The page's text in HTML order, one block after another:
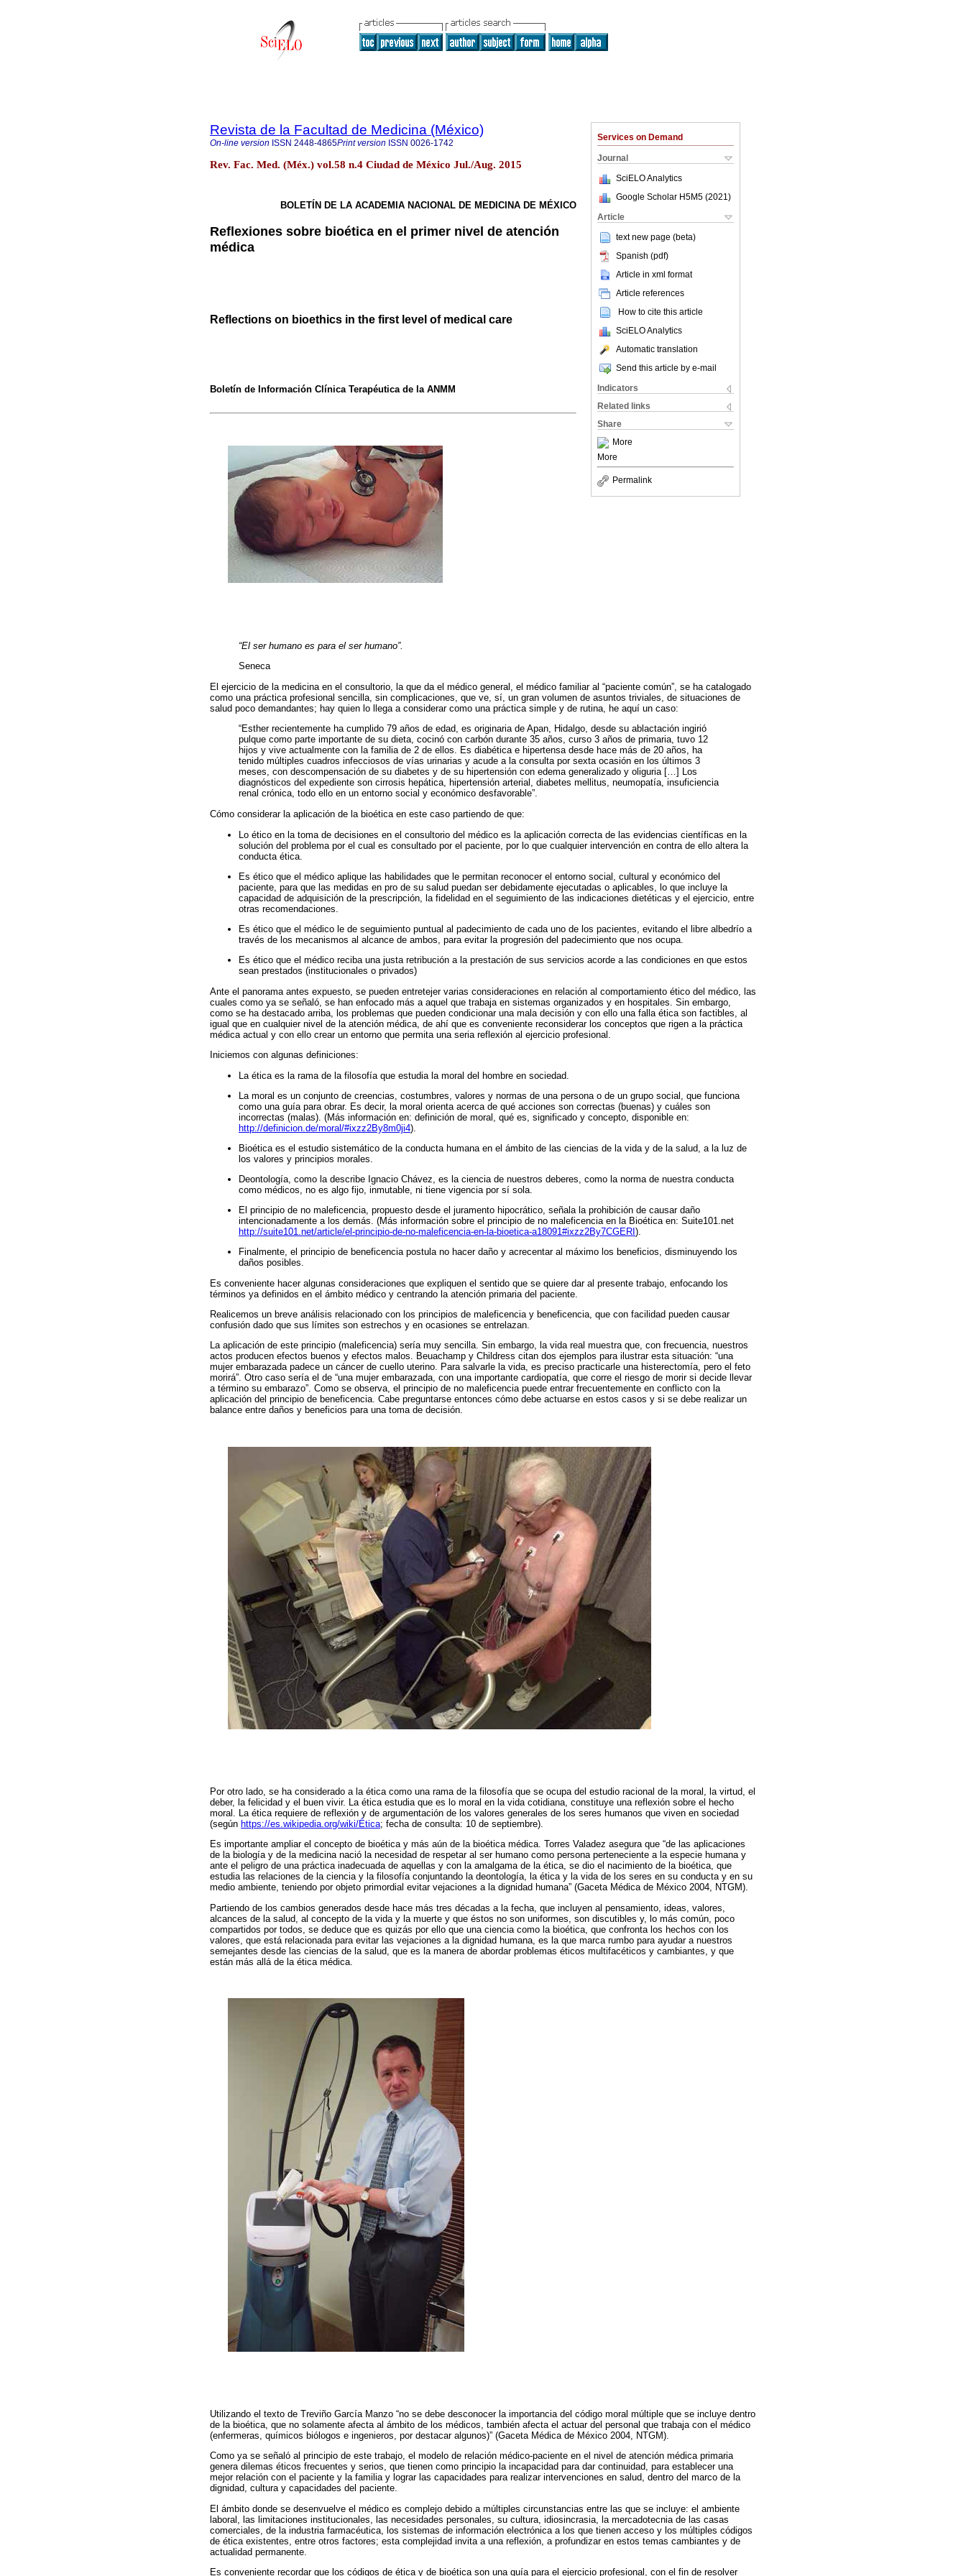
Services on Demand
Journal
SciELO Analytics
Google Scholar H5M5 (2021 )
Article
text new page (beta)
Spanish (pdf)
Article in xml format
Article references
How to cite this article
SciELO Analytics
Automatic translation
Send this article by e-mail
Indicators
Related links
Share
More
More
Permalink
Revista de la Facultad de Medicina (México)
On-line version ISSN 2448-4865Print version ISSN 0026-1742
Rev. Fac. Med. (Méx.) vol.58 n.4 Ciudad de México Jul./Aug. 2015
BOLETÍN DE LA ACADEMIA NACIONAL DE MEDICINA DE MÉXICO
Reflexiones sobre bioética en el primer nivel de atención
médica
Reflections on bioethics in the first level of medical care
Boletín de Información Clínica Terapéutica de la ANMM
“El ser humano es para el ser humano”.
Seneca
El ejercicio de la medicina en el consultorio, la que da el médico general, el médico familiar al “paciente común”, se ha catalogado
como una práctica profesional sencilla, sin complicaciones, que ve, sí, un gran volumen de asuntos triviales, de situaciones de
salud poco demandantes; hay quien lo llega a considerar como una práctica simple y de rutina, he aquí un caso:
“Esther recientemente ha cumplido 79 años de edad, es originaria de Apan, Hidalgo, desde su ablactación ingirió
pulque como parte importante de su dieta, cocinó con carbón durante 35 años, curso 3 años de primaria, tuvo 12
hijos y vive actualmente con la familia de 2 de ellos. Es diabética e hipertensa desde hace más de 20 años, ha
tenido múltiples cuadros infecciosos de vías urinarias y acude a la consulta por sexta ocasión en los últimos 3
meses, con descompensación de su diabetes y de su hipertensión con edema generalizado y oliguria […] Los
diagnósticos del expediente son cirrosis hepática, hipertensión arterial, diabetes mellitus, neumopatía, insuficiencia
renal crónica, todo ello en un entorno social y económico desfavorable”.
Cómo considerar la aplicación de la bioética en este caso partiendo de que:
Lo ético en la toma de decisiones en el consultorio del médico es la aplicación correcta de las evidencias científicas en la
solución del problema por el cual es consultado por el paciente, por lo que cualquier intervención en contra de ello altera la
conducta ética.
Es ético que el médico aplique las habilidades que le permitan reconocer el entorno social, cultural y económico del
paciente, para que las medidas en pro de su salud puedan ser debidamente ejecutadas o aplicables, lo que incluye la
capacidad de adquisición de la prescripción, la fidelidad en el seguimiento de las indicaciones dietéticas y el ejercicio, entre
otras recomendaciones.
Es ético que el médico le de seguimiento puntual al padecimiento de cada uno de los pacientes, evitando el libre albedrío a
través de los mecanismos al alcance de ambos, para evitar la progresión del padecimiento que nos ocupa.
Es ético que el médico reciba una justa retribución a la prestación de sus servicios acorde a las condiciones en que estos
sean prestados (institucionales o privados)
Ante el panorama antes expuesto, se pueden entretejer varias consideraciones en relación al comportamiento ético del médico, las
cuales como ya se señaló, se han enfocado más a aquel que trabaja en sistemas organizados y en hospitales. Sin embargo,
como se ha destacado arriba, los problemas que pueden condicionar una mala decisión y con ello una falla ética son factibles, al
igual que en cualquier nivel de la atención médica, de ahí que es conveniente reconsiderar los conceptos que rigen a la práctica
médica actual y con ello crear un entorno que permita una seria reflexión al ejercicio profesional.
Iniciemos con algunas definiciones:
La ética es la rama de la filosofía que estudia la moral del hombre en sociedad.
La moral es un conjunto de creencias, costumbres, valores y normas de una persona o de un grupo social, que funciona
como una guía para obrar. Es decir, la moral orienta acerca de qué acciones son correctas (buenas) y cuáles son
incorrectas (malas). (Más información en: definición de moral, qué es, significado y concepto, disponible en:
http://definicion.de/moral/#ixzz2By8m0ji4).
Bioética es el estudio sistemático de la conducta humana en el ámbito de las ciencias de la vida y de la salud, a la luz de
los valores y principios morales.
Deontología, como la describe Ignacio Chávez, es la ciencia de nuestros deberes, como la norma de nuestra conducta
como médicos, no es algo fijo, inmutable, ni tiene vigencia por sí sola.
El principio de no maleficencia, propuesto desde el juramento hipocrático, señala la prohibición de causar daño
intencionadamente a los demás. (Más información sobre el principio de no maleficencia en la Bioética en: Suite101.net
http://suite101.net/article/el-principio-de-no-maleficencia-en-la-bioetica-a18091#ixzz2By7CGERI ).
Finalmente, el principio de beneficencia postula no hacer daño y acrecentar al máximo los beneficios, disminuyendo los
daños posibles.
Es conveniente hacer algunas consideraciones que expliquen el sentido que se quiere dar al presente trabajo, enfocando los
términos ya definidos en el ámbito médico y centrando la atención primaria del paciente.
Realicemos un breve análisis relacionado con los principios de maleficencia y beneficencia, que con facilidad pueden causar
confusión dado que sus límites son estrechos y en ocasiones se entrelazan.
La aplicación de este principio (maleficencia) sería muy sencilla. Sin embargo, la vida real muestra que, con frecuencia, nuestros
actos producen efectos buenos y efectos malos. Beuachamp y Childress citan dos ejemplos para ilustrar esta situación: “una
mujer embarazada padece un cáncer de cuello uterino. Para salvarle la vida, es preciso practicarle una histerectomía, pero el feto
morirá”. Otro caso sería el de “una mujer embarazada, con una importante cardiopatía, que corre el riesgo de morir si decide llevar
a término su embarazo”. Como se observa, el principio de no maleficencia puede entrar frecuentemente en conflicto con la
aplicación del principio de beneficencia. Cabe preguntarse entonces cómo debe actuarse en estos casos y si se debe realizar un
balance entre daños y beneficios para una toma de decisión.
Por otro lado, se ha considerado a la ética como una rama de la filosofía que se ocupa del estudio racional de la moral, la virtud, el
deber, la felicidad y el buen vivir. La ética estudia que es lo moral en la vida cotidiana, constituye una reflexión sobre el hecho
moral. La ética requiere de reflexión y de argumentación de los valores generales de los seres humanos que viven en sociedad
(según https://es.wikipedia.org/wiki/Ética; fecha de consulta: 10 de septiembre).
Es importante ampliar el concepto de bioética y más aún de la bioética médica. Torres Valadez asegura que “de las aplicaciones
de la biología y de la medicina nació la necesidad de respetar al ser humano como persona perteneciente a la especie humana y
ante el peligro de una práctica inadecuada de aquellas y con la amalgama de la ética, se dio el nacimiento de la bioética, que
estudia las relaciones de la ciencia y la filosofía conjuntando la deontología, la ética y la vida de los seres en su conducta y en su
medio ambiente, teniendo por objeto primordial evitar vejaciones a la dignidad humana” (Gaceta Médica de México 2004, NTGM).
Partiendo de los cambios generados desde hace más tres décadas a la fecha, que incluyen al pensamiento, ideas, valores,
alcances de la salud, al concepto de la vida y la muerte y que éstos no son uniformes, son discutibles y, lo más común, poco
compartidos por todos, se deduce que es quizás por ello que una ciencia como la bioética, que confronta los hechos con los
valores, que está relacionada para evitar las vejaciones a la dignidad humana, es la que marca rumbo para ayudar a nuestros
semejantes desde las ciencias de la salud, que es la manera de abordar problemas éticos multifacéticos y cambiantes, y que
están más allá de la ética médica.
Utilizando el texto de Treviño García Manzo “no se debe desconocer la importancia del código moral múltiple que se incluye dentro
de la bioética, que no solamente afecta al ámbito de los médicos, también afecta el actuar del personal que trabaja con el médico
(enfermeras, químicos biólogos e ingenieros, por destacar algunos)” (Gaceta Médica de México 2004, NTGM).
Como ya se señaló al principio de este trabajo, el modelo de relación médico-paciente en el nivel de atención médica primaria
genera dilemas éticos frecuentes y serios, que tienen como principio la incapacidad para dar continuidad, para establecer una
mejor relación con el paciente y la familia y lograr las capacidades para realizar intervenciones en salud, dentro del marco de la
dignidad, cultura y capacidades del paciente.
El ámbito donde se desenvuelve el médico es complejo debido a múltiples circunstancias entre las que se incluye: el ambiente
laboral, las limitaciones institucionales, las necesidades personales, su cultura, idiosincrasia, la mercadotecnia de las casas
comerciales, de la industria farmacéutica, los sistemas de información electrónica a los que tienen acceso y los múltiples códigos
de ética existentes, entre otros factores; esta complejidad invita a una reflexión, a profundizar en estos temas cambiantes y de
actualidad permanente.
Es conveniente recordar que los códigos de ética y de bioética son una guía para el ejercicio profesional, con el fin de resolver